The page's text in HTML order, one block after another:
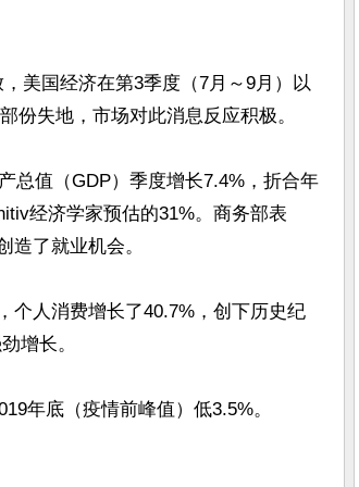
美国经济在第3季度（7月～9月）以
份失地，市场对此消息反应积极。
总值（GDP）季度增长7.4%，折合年
经济学家预估的31%。商务部表
造了就业机会。
个人消费增长了40.7%，创下历史纪
增长。
年底（疫情前峰值）低3.5%。